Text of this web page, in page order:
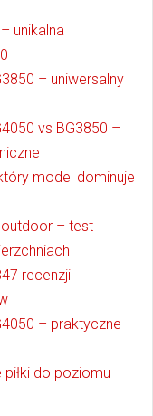
unikalna
– uniwersalny
vs BG3850 –
model dominuje
outdoor – test
recenzji
– praktyczne
do poziomu